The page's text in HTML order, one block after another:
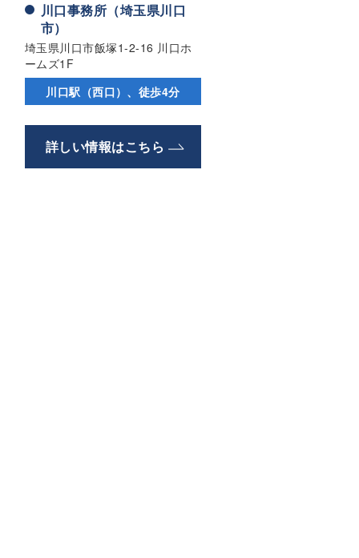
川口事務所（埼玉県川口
市）
埼玉県川口市飯塚1-2-16 川口ホ
ームズ1F
川口駅（西口）、徒歩4分
詳しい情報はこちら